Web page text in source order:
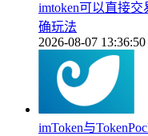
imtoken可以直接
确玩法
2026-08-07 13:36:50
imToken与